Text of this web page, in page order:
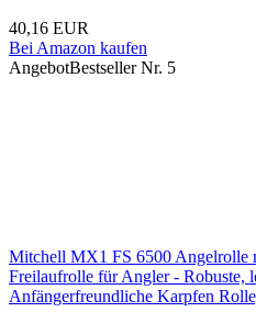
40,16 EUR
Bei Amazon kaufen
AngebotBestseller Nr. 5
Mitchell MX1 FS 6500 Angelrolle
Freilaufrolle für Angler - Robuste,
Anfängerfreundliche Karpfen